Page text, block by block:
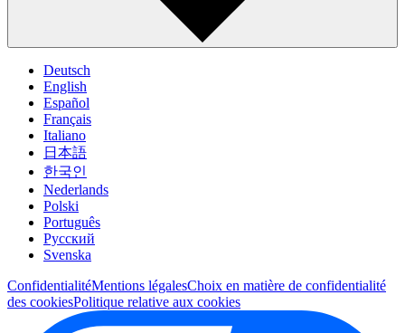
Deutsch
English
Español
Français
Italiano
日本語
한국인
Nederlands
Polski
Português
Pусский
Svenska
ConfidentialitéMentions légalesChoix en matière de confidentialité
des cookiesPolitique relative aux cookies